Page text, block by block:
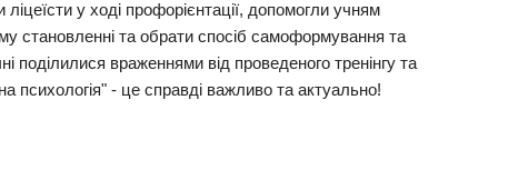
ліцеїсти у ході профорієнтації, допомогли учням
становленні та обрати спосіб самоформування та
поділилися враженнями від проведеного тренінгу та
психологія" - це справді важливо та актуально!